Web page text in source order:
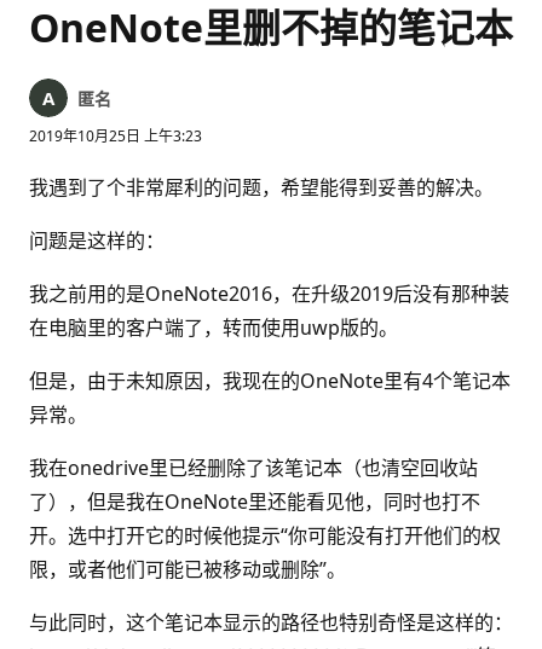
OneNote里删不掉的笔记本
匿名
2019年10月25日 上午3:23
我遇到了个非常犀利的问题，希望能得到妥善的解决。
问题是这样的：
我之前用的是OneNote2016，在升级2019后没有那种装
在电脑里的客户端了，转而使用uwp版的。
但是，由于未知原因，我现在的OneNote里有4个笔记本
异常。
我在onedrive里已经删除了该笔记本（也清空回收站
了），但是我在OneNote里还能看见他，同时也打不
开。选中打开它的时候他提示“你可能没有打开他们的权
限，或者他们可能已被移动或删除”。
与此同时，这个笔记本显示的路径也特别奇怪是这样的：